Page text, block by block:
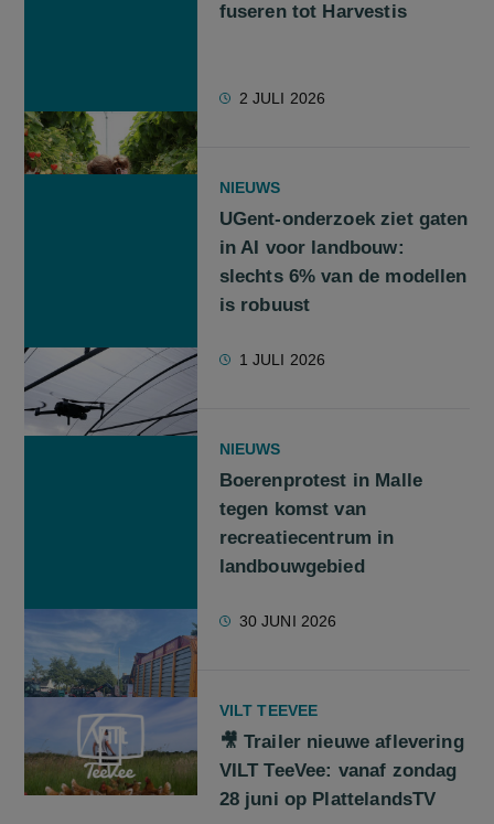
fuseren tot Harvestis
2 JULI 2026
NIEUWS
UGent-onderzoek ziet gaten
in AI voor landbouw:
slechts 6% van de modellen
is robuust
1 JULI 2026
NIEUWS
Boerenprotest in Malle
tegen komst van
recreatiecentrum in
landbouwgebied
30 JUNI 2026
screenreader.play video 🎥 Trailer nieuwe aflevering VILT
VILT TEEVEE
🎥 Trailer nieuwe aflevering
VILT TeeVee: vanaf zondag
28 juni op PlattelandsTV